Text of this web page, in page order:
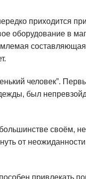
приходится
оборудование в
составляющая
человек”.
был
своём,
от
привлекать